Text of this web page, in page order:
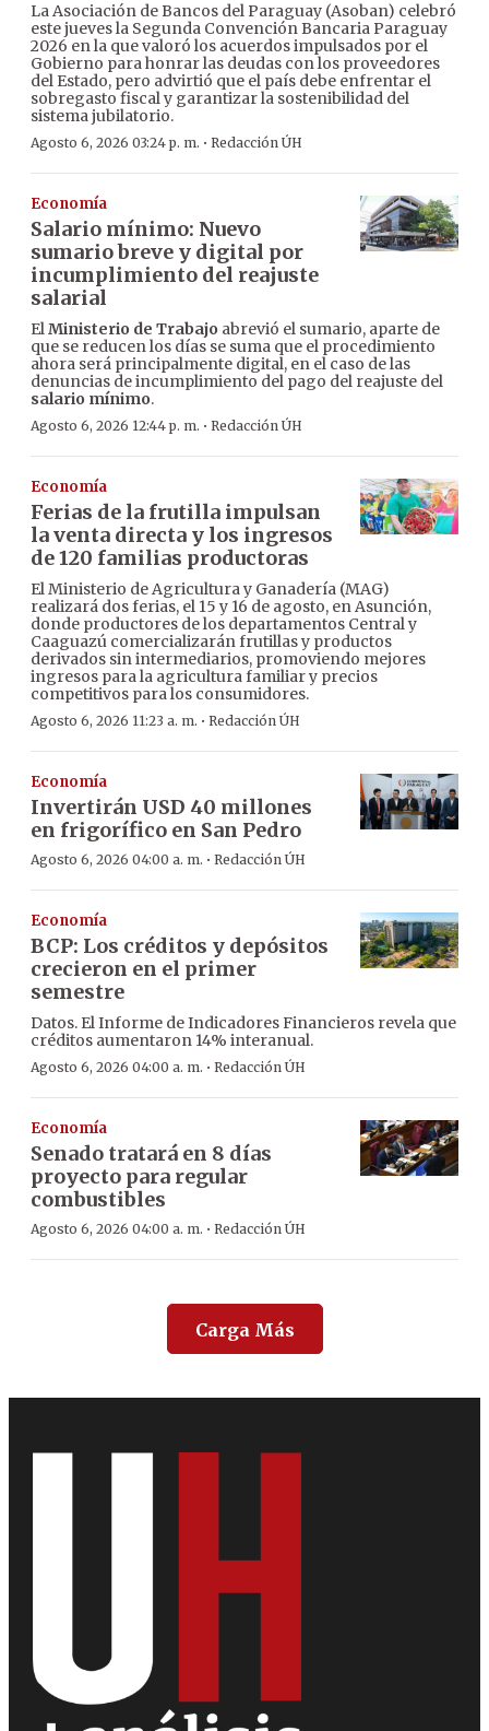
La Asociación de Bancos del Paraguay (Asoban) celebró
este jueves la Segunda Convención Bancaria Paraguay
2026 en la que valoró los acuerdos impulsados por el
Gobierno para honrar las deudas con los proveedores
del Estado, pero advirtió que el país debe enfrentar el
sobregasto fiscal y garantizar la sostenibilidad del
sistema jubilatorio.
Agosto 6, 2026 03:24 p. m. · Redacción ÚH
Economía
Salario mínimo: Nuevo
sumario breve y digital por
incumplimiento del reajuste
salarial
ElMinisterio de Trabajo abrevió el sumario, aparte de
que se reducen los días se suma que el procedimiento
ahora será principalmente digital, en el caso de las
denuncias de incumplimiento del pago del reajuste del
salario mínimo.
Agosto 6, 2026 12:44 p. m. · Redacción ÚH
Economía
Ferias de la frutilla impulsan
la venta directa y los ingresos
de 120 familias productoras
El Ministerio de Agricultura y Ganadería (MAG)
realizará dos ferias, el 15 y 16 de agosto, en Asunción,
donde productores de los departamentos Central y
Caaguazú comercializarán frutillas y productos
derivados sin intermediarios, promoviendo mejores
ingresos para la agricultura familiar y precios
competitivos para los consumidores.
Agosto 6, 2026 11:23 a. m. · Redacción ÚH
Economía
Invertirán USD 40 millones
en frigorífico en San Pedro
Agosto 6, 2026 04:00 a. m. · Redacción ÚH
Economía
BCP: Los créditos y depósitos
crecieron en el primer
semestre
Datos. El Informe de Indicadores Financieros revela que
créditos aumentaron 14% interanual.
Agosto 6, 2026 04:00 a. m. · Redacción ÚH
Economía
Senado tratará en 8 días
proyecto para regular
combustibles
Agosto 6, 2026 04:00 a. m. · Redacción ÚH
Carga Más